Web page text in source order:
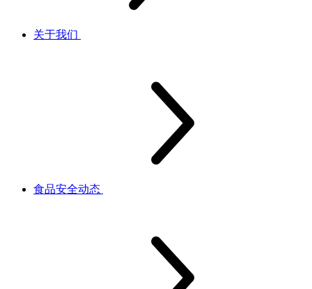
关于我们
食品安全动态